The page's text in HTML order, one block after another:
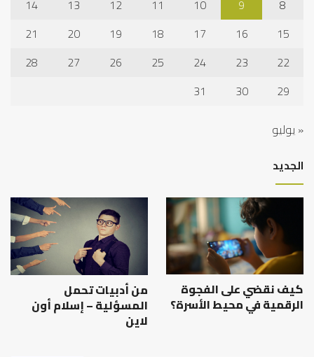
8
9
10
11
12
13
14
15
16
17
18
19
20
21
22
23
24
25
26
27
28
29
30
31
« يوليو
الجديد
كيف نقضي على الفجوة
الرقمية في محيط الأسرة؟
من أدبيات تحمل
المسؤلية – إسلام أون
لاين